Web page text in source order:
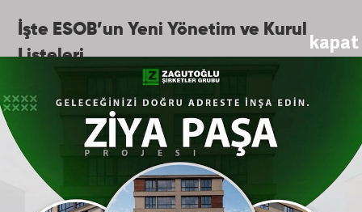
kapat
İşte ESOB’un Yeni Yönetim ve Kurul
Listeleri
Adnan Karamanlı başkanlığında
esnafının geleceğine yön verecek olan yeni
yönetim, denetim ve disiplin kurulu listeleri
şu isimlerden oluştu: